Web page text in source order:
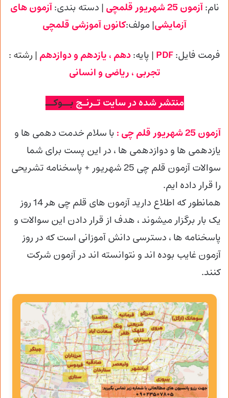
نام:آزمون 25 شهریور قلمچی | دسته بندی:آزمون های
آزمایشی| مولف:کانون آموزشی قلمچی
فرمت فایل:PDF | پایه:دهم ، یازدهم و دوازدهم | رشته :
تجربی ، ریاضی و انسانی
منتشر شده در سایت تـرنـج بــوکــ
آزمون 25 شهریور قلم چی :
با سلام خدمت دهمی ها و
یازدهمی ها و دوازدهمی ها ، در این پست برای شما
سوالات آزمون قلم چی 25 شهریور + پاسخنامه تشریحی
را قرار داده ایم.
همانطور که اطلاع دارید آزمون های قلم چی هر 14 روز
یک بار برگزار میشوند ، هدف از قرار دادن این سوالات و
پاسخنامه ها ، دسترسی دانش آموزانی است که در روز
آزمون غایب بوده اند و نتوانسته اند در آزمون شرکت
کنند.